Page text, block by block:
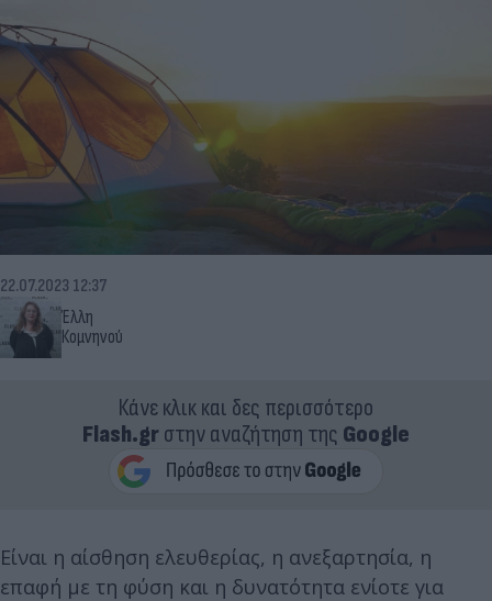
Έλλη
Κομνηνού
22.07.2023 12:37
Κάνε κλικ και δες περισσότερο
Flash.grστην αναζήτηση της Google
Είναι η αίσθηση ελευθερίας, η ανεξαρτησία, η
επαφή με τη φύση και η δυνατότητα ενίοτε για